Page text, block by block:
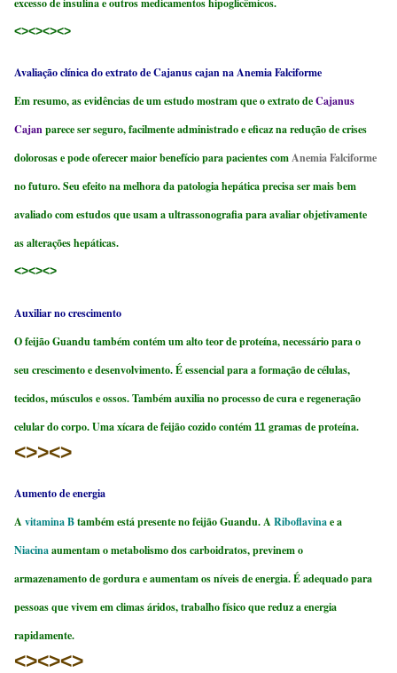
<><><><>
Avaliação clínica do extrato de Cajanus cajan na Anemia Falciforme
Em resumo, as evidências de um estudo mostram que o extrato deCajanus
Cajanparece ser seguro, facilmente administrado e eficaz na redução de crises
dolorosas e pode oferecer maior benefício para pacientes comAnemia Falciforme
no futuro. Seu efeito na melhora da patologia hepática precisa ser mais bem
avaliado com estudos que usam a ultrassonografia para avaliar objetivamente
as alterações hepáticas.
<><><>
Auxiliar no crescimento
O feijão Guandu também contém um alto teor de proteína, necessário para o
seu crescimento e desenvolvimento. É essencial para a formação de células,
tecidos, músculos e ossos. Também auxilia no processo de cura e regeneração
celular do corpo. Uma xícara de feijão cozido contém11 gramas de proteína.
<>><>
Aumento de energia
A vitamina Btambém está presente no feijão Guandu. ARiboflavinae a
Niacinaaumentam o metabolismo dos carboidratos, previnem o
armazenamento de gordura e aumentam os níveis de energia. É adequado para
pessoas que vivem em climas áridos, trabalho físico que reduz a energia
rapidamente.
<><><>